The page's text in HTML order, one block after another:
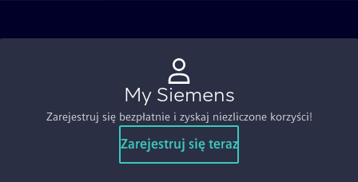
My Siemens
Zarejestruj się bezpłatnie i zyskaj niezliczone korzyści!
Zarejestruj się teraz